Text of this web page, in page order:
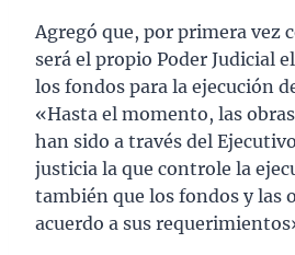
Agregó que, por primera vez
será el propio Poder Judicial
los fondos para la ejecución
«Hasta el momento, las
han sido a través del
justicia la que controle la
también que los fondos y las
acuerdo a sus